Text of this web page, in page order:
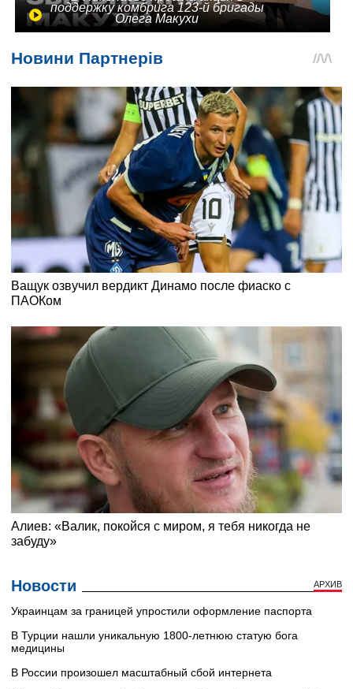
поддержку комбрига 123-й бригады
Олега Макухи
Новости АРХИВ
Украинцам за границей упростили оформление паспорта
В Турции нашли уникальную 1800-летнюю статую бога
медицины
В России произошел масштабный сбой интернета